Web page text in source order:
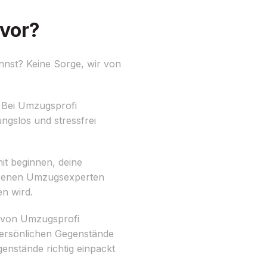
Keine Sorge, wir von
Umzugsprofi
und stressfrei
beginnen, deine
Umzugsexperten
wird.
Umzugsprofi
Gegenstände
richtig einpackt